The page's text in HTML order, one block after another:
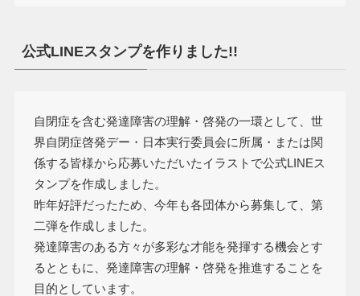
公式LINEスタンプを作りました!!
自閉症を含む発達障害の理解・啓発の一環として、世
界自閉症啓発デー・日本実行委員会に所属・または関
係する皆様から応募いただいたイラストで公式LINEス
タンプを作成しました。
昨年好評だったため、今年も各団体から募集して、第
二弾を作成しました。
発達障害のある方々が多彩な才能を発揮する機会とす
るとともに、発達障害の理解・啓発を推進することを
目的としています。